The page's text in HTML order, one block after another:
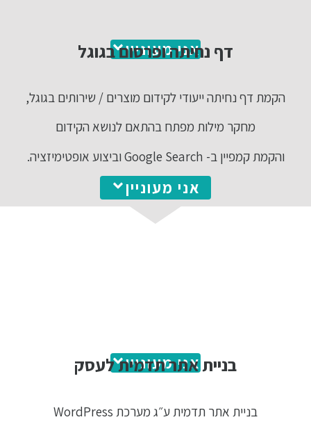
אני מעוניין
דף נחיתה ופרסום בגוגל
הקמת דף נחיתה ייעודי לקידום מוצרים / שירותים בגוגל,
מחקר מילות מפתח בהתאם לנושא הקידום
והקמת קמפיין ב- Google Search וביצוע אופטימיזציה.
אני מעוניין
אני מעוניין
בניית אתר תדמית לעסק
בניית אתר תדמית ע״ג מערכת WordPress